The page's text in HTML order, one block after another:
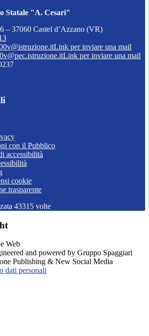
Statale "A. Cesari"
– 37060 Castel d’Azzano (VR)
Link per inviare una mail
Link per inviare una mail
con il Pubblico
accessibilità
cookie
trasparente
43315 volte
and powered by Gruppo Spaggiari
Publishing & New Social Media
dati personali